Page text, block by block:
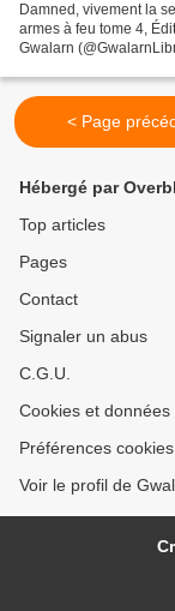
Damned, vivement la
armes à feu tome 4,
Gwalarn
< Page
Hébergé par
Top articles
Pages
Contact
Signaler un abus
C.G.U.
Cookies et
Préférences cookies
Voir le profil de